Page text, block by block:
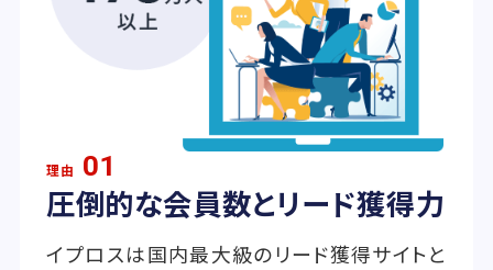
理由 01
圧倒的な会員数とリード獲得力
イプロスは国内最大級のリード獲得サイトと